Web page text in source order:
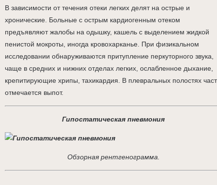
В зависимости от течения отеки легких делят на острые и
хронические. Больные с острым кардиогенным отеком
предъявляют жалобы на одышку, кашель с выделением жидкой
пенистой мокроты, иногда кровохарканье. При физикальном
исследовании обнаруживаются притупление перкуторного звука,
чаще в средних и нижних отделах легких, ослабленное дыхание,
крепитирующие хрипы, тахикардия. В плевральных полостях
отмечается выпот.
Гипостатическая пневмония
Обзорная рентгенограмма.